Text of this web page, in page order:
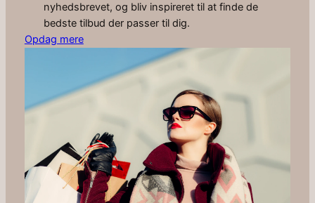
nyhedsbrevet, og bliv inspireret til at finde de
bedste tilbud der passer til dig.
Opdag mere